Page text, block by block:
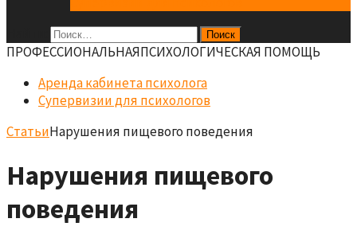
ПРОФЕCСИОНАЛЬНАЯПСИХОЛОГИЧЕСКАЯ ПОМОЩЬ
Аренда кабинета психолога
Супервизии для психологов
СтатьиНарушения пищевого поведения
Нарушения пищевого
поведения